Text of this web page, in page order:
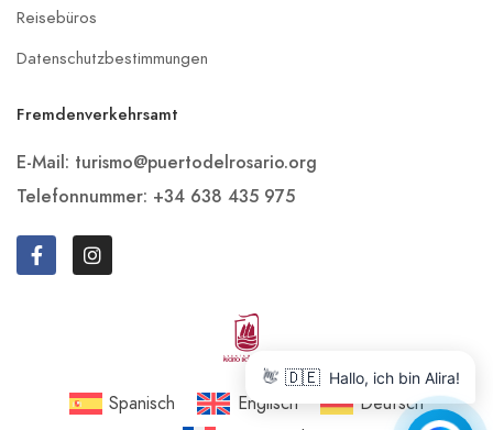
Reisebüros
Datenschutzbestimmungen
Fremdenverkehrsamt
E-Mail: turismo@puertodelrosario.org
Telefonnummer: +34 638 435 975
Spanisch Englisch
Deutsch
👋 🇩🇪 Hallo, ich bin Alira!